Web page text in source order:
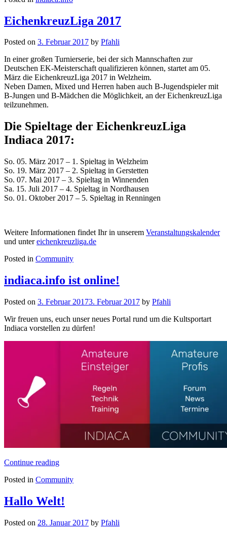
EichenkreuzLiga 2017
Posted on 3. Februar 2017 by Pfahli
In einer großen Turnierserie, bei der sich Mannschaften zur
Deutschen EK-Meisterschaft qualifizieren können, startet am 05.
März die EichenkreuzLiga 2017 in Welzheim.
Neben Damen, Mixed und Herren haben auch B-Jugendspieler mit
B-Jungen und B-Mädchen die Möglichkeit, an der EichenkreuzLiga
teilzunehmen.
Die Spieltage der EichenkreuzLiga
Indiaca 2017:
So. 05. März 2017 – 1. Spieltag in Welzheim
So. 19. März 2017 – 2. Spieltag in Gerstetten
So. 07. Mai 2017 – 3. Spieltag in Winnenden
Sa. 15. Juli 2017 – 4. Spieltag in Nordhausen
So. 01. Oktober 2017 – 5. Spieltag in Renningen
Weitere Informationen findet Ihr in unserem Veranstaltungskalender
und untereichenkreuzliga.de
Posted in Community
indiaca.info ist online!
Posted on 3. Februar 20173. Februar 2017 by Pfahli
Wir freuen uns, euch unser neues Portal rund um die Kultsportart
Indiaca vorstellen zu dürfen!
Continue reading
Posted in Community
Hallo Welt!
Posted on 28. Januar 2017 by Pfahli